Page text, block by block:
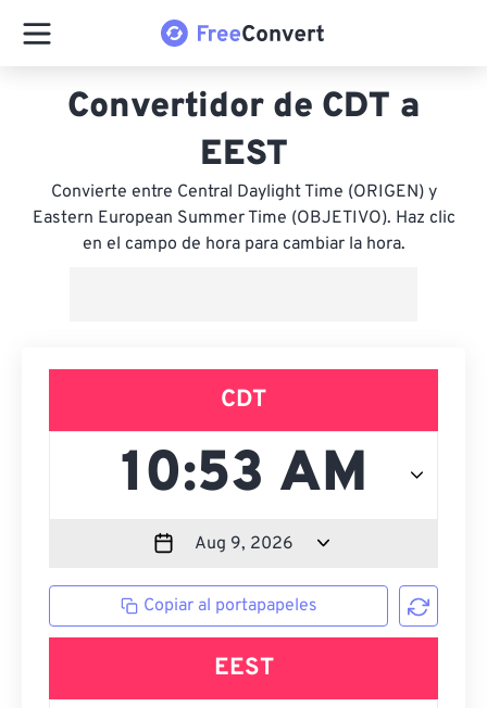
Convertidor de CDT a
EEST
Convierte entre Central Daylight Time (ORIGEN) y
Eastern European Summer Time (OBJETIVO). Haz clic
en el campo de hora para cambiar la hora.
CDT
Copiar al portapapeles
EEST